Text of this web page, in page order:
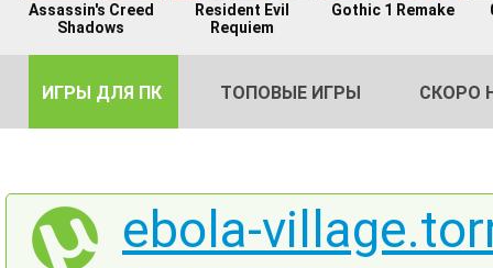
Assassin's Creed
Shadows
Resident Evil
Requiem
Gothic 1 Remake
ИГРЫ ДЛЯ ПК ТОПОВЫЕ ИГРЫ СКОРО
ebola-